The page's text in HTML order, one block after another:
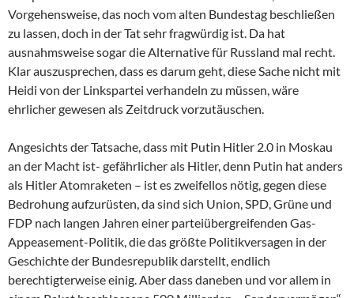
Vorgehensweise, das noch vom alten Bundestag beschließen
zu lassen, doch in der Tat sehr fragwürdig ist. Da hat
ausnahmsweise sogar die Alternative für Russland mal recht.
Klar auszusprechen, dass es darum geht, diese Sache nicht mit
Heidi von der Linkspartei verhandeln zu müssen, wäre
ehrlicher gewesen als Zeitdruck vorzutäuschen.
Angesichts der Tatsache, dass mit Putin Hitler 2.0 in Moskau
an der Macht ist- gefährlicher als Hitler, denn Putin hat anders
als Hitler Atomraketen – ist es zweifellos nötig, gegen diese
Bedrohung aufzurüsten, da sind sich Union, SPD, Grüne und
FDP nach langen Jahren einer parteiübergreifenden Gas-
Appeasement-Politik, die das größte Politikversagen in der
Geschichte der Bundesrepublik darstellt, endlich
berechtigterweise einig. Aber dass daneben und vor allem in